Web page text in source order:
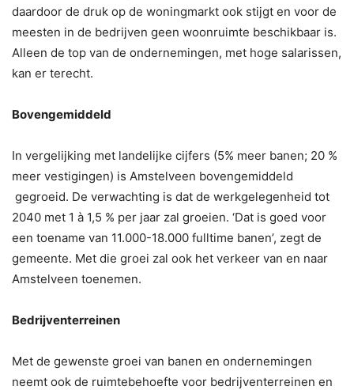
daardoor de druk op de woningmarkt ook stijgt en voor de
meesten in de bedrijven geen woonruimte beschikbaar is.
Alleen de top van de ondernemingen, met hoge salarissen,
kan er terecht.
Bovengemiddeld
In vergelijking met landelijke cijfers (5% meer banen; 20 %
meer vestigingen) is Amstelveen bovengemiddeld
gegroeid. De verwachting is dat de werkgelegenheid tot
2040 met 1 à 1,5 % per jaar zal groeien. ‘Dat is goed voor
een toename van 11.000-18.000 fulltime banen’, zegt de
gemeente. Met die groei zal ook het verkeer van en naar
Amstelveen toenemen.
Bedrijventerreinen
Met de gewenste groei van banen en ondernemingen
neemt ook de ruimtebehoefte voor bedrijventerreinen en